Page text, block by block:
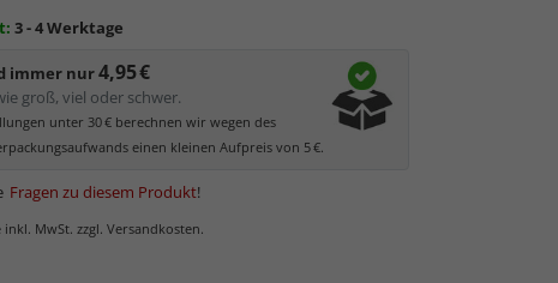
3 - 4 Werktage
immer nur4,95 €
groß, viel oder schwer.
unter 30 € berechnen wir wegen des
einen kleinen Aufpreis von 5 €.
Fragen zu diesem Produkt!
inkl. MwSt. zzgl. Versandkosten.